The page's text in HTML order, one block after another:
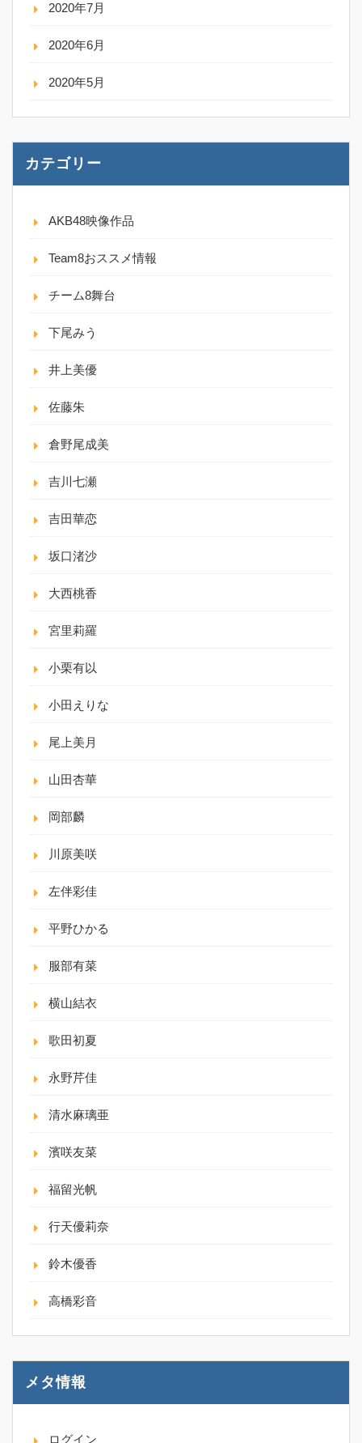
2020年7月
2020年6月
2020年5月
カテゴリー
AKB48映像作品
Team8おススメ情報
チーム8舞台
下尾みう
井上美優
佐藤朱
倉野尾成美
吉川七瀬
吉田華恋
坂口渚沙
大西桃香
宮里莉羅
小栗有以
小田えりな
尾上美月
山田杏華
岡部麟
川原美咲
左伴彩佳
平野ひかる
服部有菜
横山結衣
歌田初夏
永野芹佳
清水麻璃亜
濱咲友菜
福留光帆
行天優莉奈
鈴木優香
高橋彩音
メタ情報
ログイン